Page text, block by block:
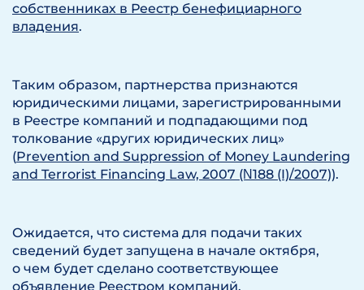
собственниках в Реестр бенефициарного
владения.
Таким образом, партнерства признаются
юридическими лицами, зарегистрированными
в Реестре компаний и подпадающими под
толкование «других юридических лиц»
(Prevention and Suppression of Money Laundering
and Terrorist Financing Law, 2007 (Ν188 (I)/2007)).
Ожидается, что система для подачи таких
сведений будет запущена в начале октября,
о чем будет сделано соответствующее
объявление Реестром компаний.